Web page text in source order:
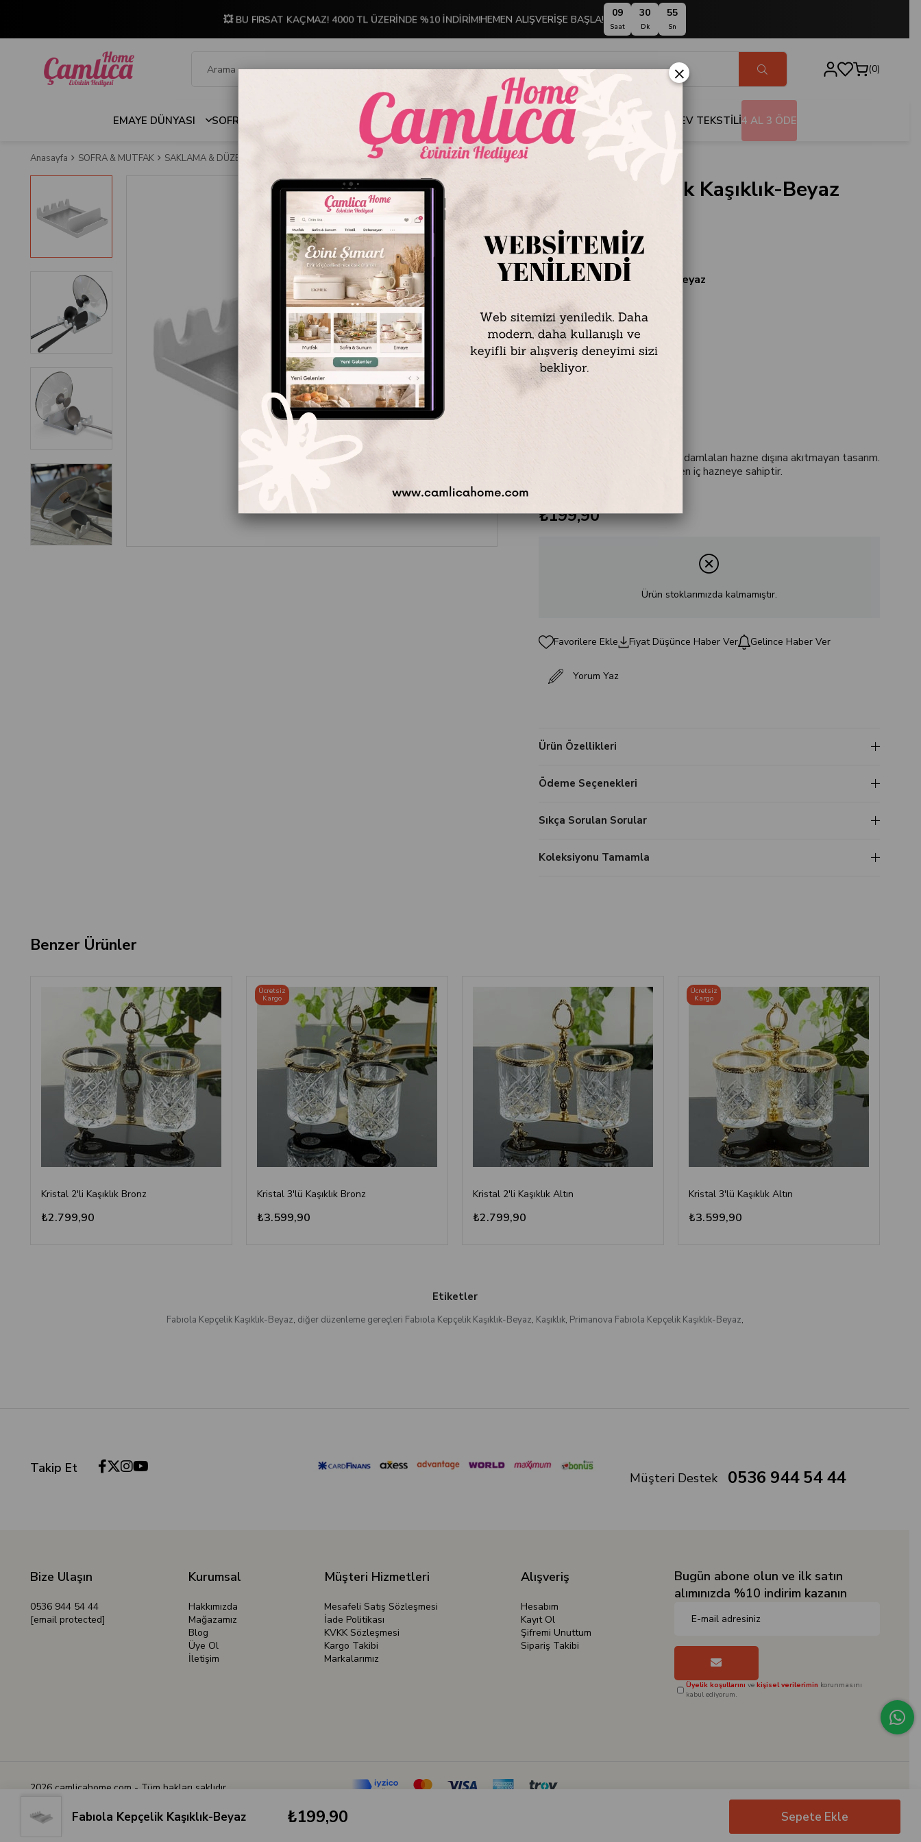
💥 BU FIRSAT KAÇMAZ! 4000 TL ÜZERİNDE %10 İNDİRİM!HEMEN ALIŞVERİŞE BAŞLA! 09
Saat
30
Dk
54
Sn
0
EMAYE DÜNYASI SOFRA & MUTFAK İNDİRİMLİ ÜRÜNLER DEKORASYON TABLO KOLEKSİYONU EV TEKSTİLİ4 AL 3 ÖDE
Anasayfa SOFRA & MUTFAK SAKLAMA & DÜZENLEME DİĞER DÜZENLEME GEREÇLERİ Fabıola Kepçelik Kaşıklık-Beyaz
Fabıola Kepçelik Kaşıklık-Beyaz
Stok Kodu
Marka:Primanova
Fabıola Kepçelik Kaşıklık-Beyaz
Materyal: Plastik / Çelik
Renk: Beyaz
En: 14,5 cm
Boy: 15,5 cm
*** Kepçe ve kapaktan oluşan damlaları hazne dışına akıtmayan tasarım.
Çıkarılabilir ve kolay temizlenen iç hazneye sahiptir.
₺199,90
Ürün stoklarımızda kalmamıştır.
Favorilere Ekle Fiyat Düşünce Haber Ver Gelince Haber Ver
Yorum Yaz
Ürün Özellikleri
Ödeme Seçenekleri
Sıkça Sorulan Sorular
Koleksiyonu Tamamla
Benzer Ürünler
Kristal 2'li Kaşıklık Bronz
₺2.799,90
Kristal 3'lü Kaşıklık Bronz
₺3.599,90
Ücretsiz
Kargo
Kristal 2'li Kaşıklık Altın
₺2.799,90
Kristal 3'lü Kaşıklık Altın
₺3.599,90
Ücretsiz
Kargo
Etiketler
Fabıola Kepçelik Kaşıklık-Beyaz, diğer düzenleme gereçleri Fabıola Kepçelik Kaşıklık-Beyaz, Kaşıklık, Primanova Fabıola Kepçelik Kaşıklık-Beyaz,
Takip Et
Müşteri Destek 0536 944 54 44
Bize Ulaşın
0536 944 54 44
[email protected]
Kurumsal
Hakkımızda
Mağazamız
Blog
Üye Ol
İletişim
Müşteri Hizmetleri
Mesafeli Satış Sözleşmesi
İade Politikası
KVKK Sözleşmesi
Kargo Takibi
Markalarımız
Alışveriş
Hesabım
Kayıt Ol
Şifremi Unuttum
Sipariş Takibi
Bugün abone olun ve ilk satın
alımınızda %10 indirim kazanın
Üyelik koşullarını vekişisel verilerimin korunmasını
kabul ediyorum.
2026 camlicahome.com - Tüm hakları saklıdır
Fabıola Kepçelik Kaşıklık-Beyaz ₺199,90
×